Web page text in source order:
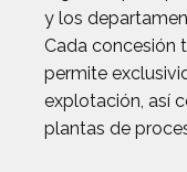
y los
Cada concesión
permite
explotación, así
plantas de